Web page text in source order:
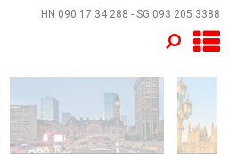
HN 090 17 34 288 - SG 093 205 3388
×